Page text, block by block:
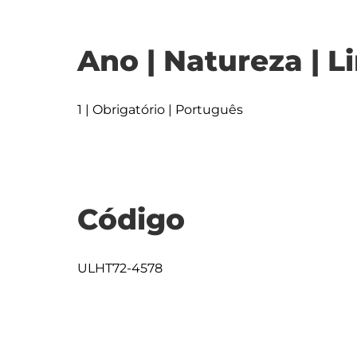
Ano | Natureza |
1 | Obrigatório | Português
Código
ULHT72-4578